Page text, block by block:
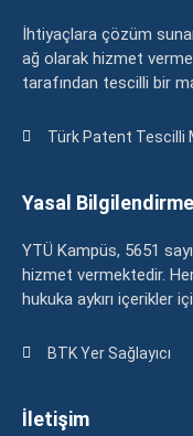
İhtiyaçlara çözüm
ağ olarak hizmet
tarafından tescilli bir
Türk Patent Tescilli
Yasal Bilgilendirme
YTÜ Kampüs, 5651
hizmet vermektedir.
hukuka aykırı içerikler
BTK Yer Sağlayıcı
İletişim